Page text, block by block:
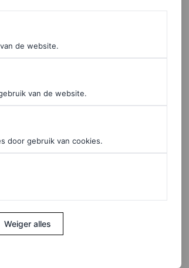
de website.
van de website.
door gebruik van cookies.
Weiger alles